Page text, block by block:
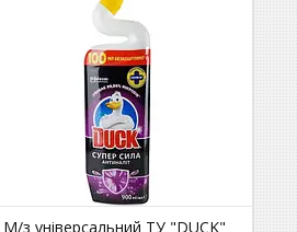
М/з універсальний ТУ "DUCK"